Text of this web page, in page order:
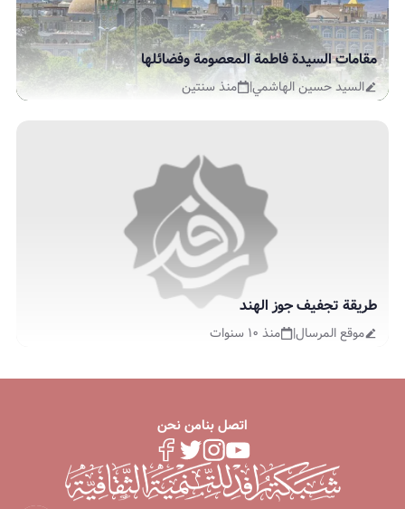
مقامات السيدة فاطمة المعصومة وفضائلها
السيد حسين الهاشمي| منذ سنتين
طريقة تجفيف جوز الهند
موقع المرسال| منذ ١٠ سنوات
اتصل بنامن نحن